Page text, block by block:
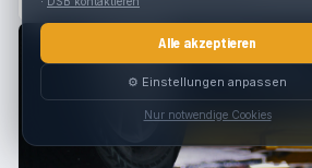
Alle akzeptieren
⚙️ Einstellungen anpassen
Nur notwendige Cookies